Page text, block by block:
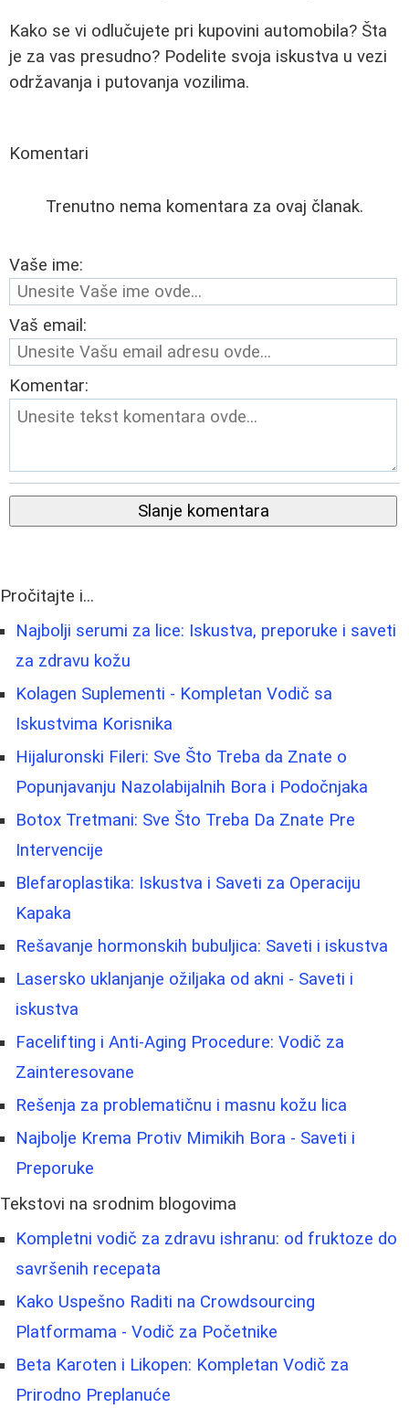
Kako se vi odlučujete pri kupovini automobila? Šta
je za vas presudno? Podelite svoja iskustva u vezi
održavanja i putovanja vozilima.
Komentari
Trenutno nema komentara za ovaj članak.
Vaše ime:
Vaš email:
Komentar:
Slanje komentara
Pročitajte i...
Najbolji serumi za lice: Iskustva, preporuke i saveti
za zdravu kožu
Kolagen Suplementi - Kompletan Vodič sa
Iskustvima Korisnika
Hijaluronski Fileri: Sve Što Treba da Znate o
Popunjavanju Nazolabijalnih Bora i Podočnjaka
Botox Tretmani: Sve Što Treba Da Znate Pre
Intervencije
Blefaroplastika: Iskustva i Saveti za Operaciju
Kapaka
Rešavanje hormonskih bubuljica: Saveti i iskustva
Lasersko uklanjanje ožiljaka od akni - Saveti i
iskustva
Facelifting i Anti-Aging Procedure: Vodič za
Zainteresovane
Rešenja za problematičnu i masnu kožu lica
Najbolje Krema Protiv Mimikih Bora - Saveti i
Preporuke
Tekstovi na srodnim blogovima
Kompletni vodič za zdravu ishranu: od fruktoze do
savršenih recepata
Kako Uspešno Raditi na Crowdsourcing
Platformama - Vodič za Početnike
Beta Karoten i Likopen: Kompletan Vodič za
Prirodno Preplanuće